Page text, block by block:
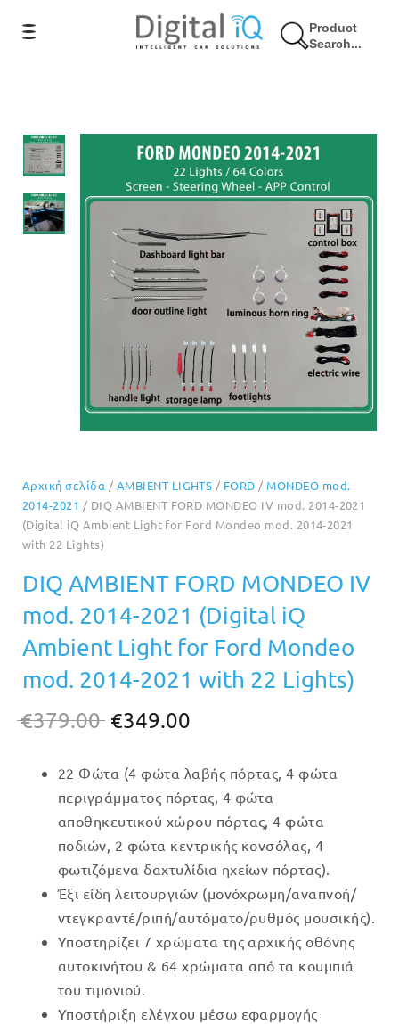
Product
Search...
8% Έκπτωση
Αρχική σελίδα / AMBIENT LIGHTS / FORD / MONDEO mod.
2014-2021 / DIQ AMBIENT FORD MONDEO IV mod. 2014-2021
(Digital iQ Ambient Light for Ford Mondeo mod. 2014-2021
with 22 Lights)
DIQ AMBIENT FORD MONDEO IV
mod. 2014-2021 (Digital iQ
Ambient Light for Ford Mondeo
mod. 2014-2021 with 22 Lights)
€379.00 Original
was:
€379.00.
€349.00
τιμή
είναι:
€349.00.
22 Φώτα (4 φώτα λαβής πόρτας, 4 φώτα
περιγράμματος πόρτας, 4 φώτα
αποθηκευτικού χώρου πόρτας, 4 φώτα
ποδιών, 2 φώτα κεντρικής κονσόλας, 4
φωτιζόμενα δαχτυλίδια ηχείων πόρτας).
Έξι είδη λειτουργιών (μονόχρωμη/αναπνοή/
ντεγκραντέ/ριπή/αυτόματο/ρυθμός μουσικής).
Υποστηρίζει 7 χρώματα της αρχικής οθόνης
αυτοκινήτου & 64 χρώματα από τα κουμπιά
του τιμονιού.
Υποστήριξη ελέγχου μέσω εφαρμογής